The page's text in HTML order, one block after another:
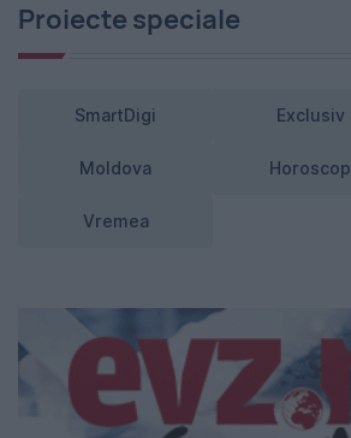
Proiecte speciale
SmartDigi Exclusiv
Moldova Horoscop
Vremea